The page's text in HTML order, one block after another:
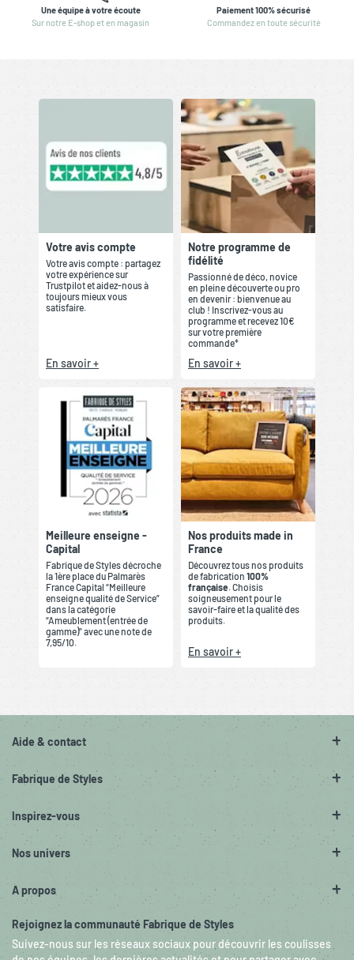
Une équipe à votre écoute
Sur notre E-shop et en magasin
Paiement 100% sécurisé
Commandez en toute sécurité
Votre avis compte
Votre avis compte : partagez
votre expérience sur
Trustpilot et aidez-nous à
toujours mieux vous
satisfaire.
En savoir +
Notre programme de
fidélité
Passionné de déco, novice
en pleine découverte ou pro
en devenir : bienvenue au
club ! Inscrivez-vous au
programme et recevez 10€
sur votre première
commande*
En savoir +
Meilleure enseigne -
Capital
Fabrique de Styles décroche
la 1ère place du Palmarès
France Capital “Meilleure
enseigne qualité de Service”
dans la catégorie
“Ameublement (entrée de
gamme)” avec une note de
7,95/10.
Nos produits made in
France
Découvrez tous nos produits
de fabrication 100%
française . Choisis
soigneusement pour le
savoir-faire et la qualité des
produits.
En savoir +
Aide & contact
Fabrique de Styles
Inspirez-vous
Nos univers
A propos
Rejoignez la communauté Fabrique de Styles
Suivez-nous sur les réseaux sociaux pour découvrir les coulisses